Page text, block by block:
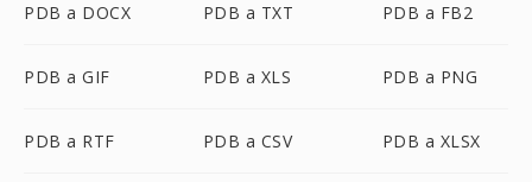
PDB a DOCX PDB a TXT PDB a FB2
PDB a GIF PDB a XLS PDB a PNG
PDB a RTF PDB a CSV PDB a XLSX